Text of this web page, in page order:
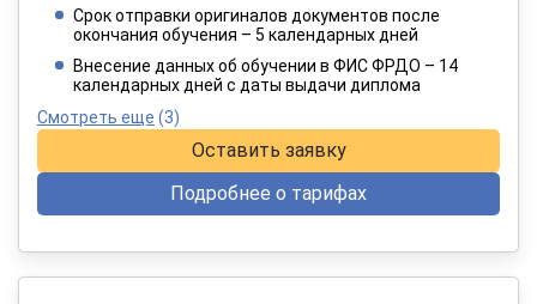
При оплате в рассрочку на 12 месяцев
Срок отправки оригиналов документов после
окончания обучения – 5 календарных дней
Внесение данных об обучении в ФИС ФРДО – 14
календарных дней с даты выдачи диплома
Смотреть еще (3)
Оставить заявку
Подробнее о тарифах